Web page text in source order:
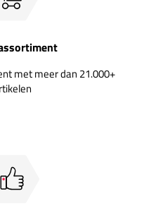
met meer dan 21.000+